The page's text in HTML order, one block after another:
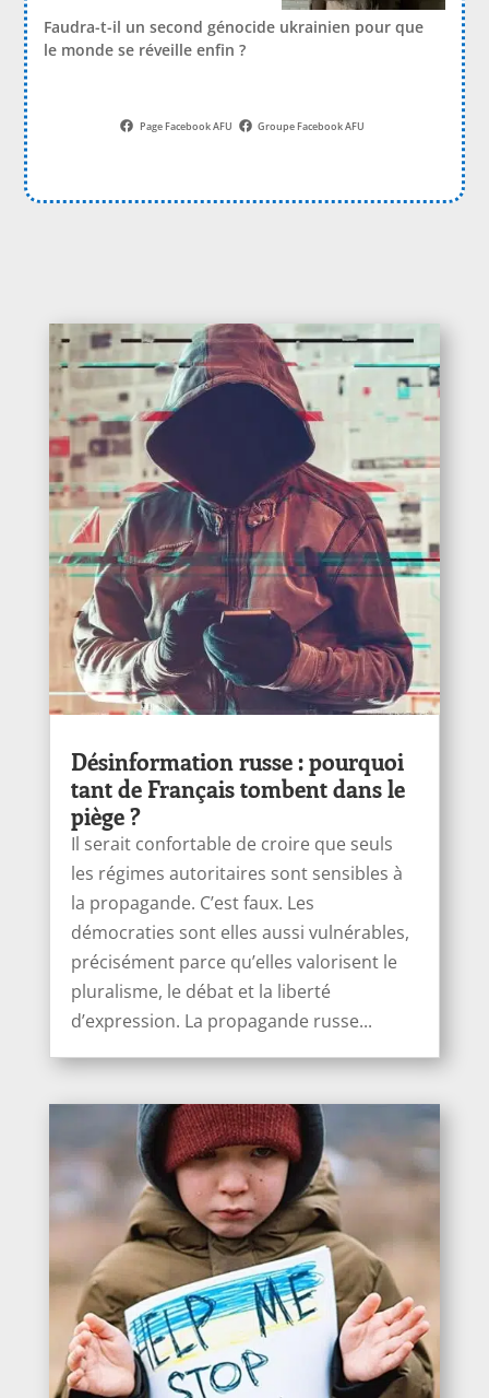
Faudra-t-il un second génocide ukrainien pour que
le monde se réveille enfin ?
Page Facebook AFU Groupe Facebook AFU
Désinformation russe : pourquoi
tant de Français tombent dans le
piège ?
Il serait confortable de croire que seuls
les régimes autoritaires sont sensibles à
la propagande. C’est faux. Les
démocraties sont elles aussi vulnérables,
précisément parce qu’elles valorisent le
pluralisme, le débat et la liberté
d’expression. La propagande russe...